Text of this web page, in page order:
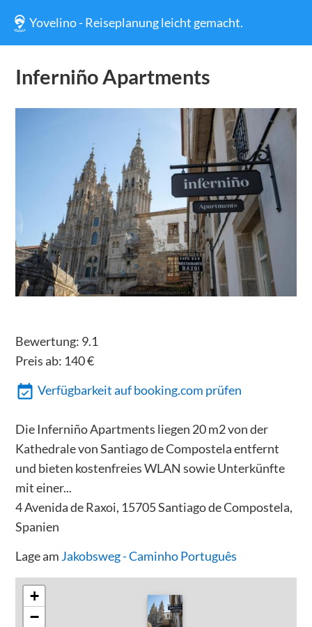
Yovelino - Reiseplanung leicht gemacht.
Inferniño Apartments
Bewertung: 9.1
Preis ab: 140€
Verfügbarkeit auf booking.com prüfen
Die Inferniño Apartments liegen 20 m2 von der
Kathedrale von Santiago de Compostela entfernt
und bieten kostenfreies WLAN sowie Unterkünfte
mit einer...
4 Avenida de Raxoi, 15705 Santiago de Compostela,
Spanien
Lage am Jakobsweg - Caminho Português
+
−